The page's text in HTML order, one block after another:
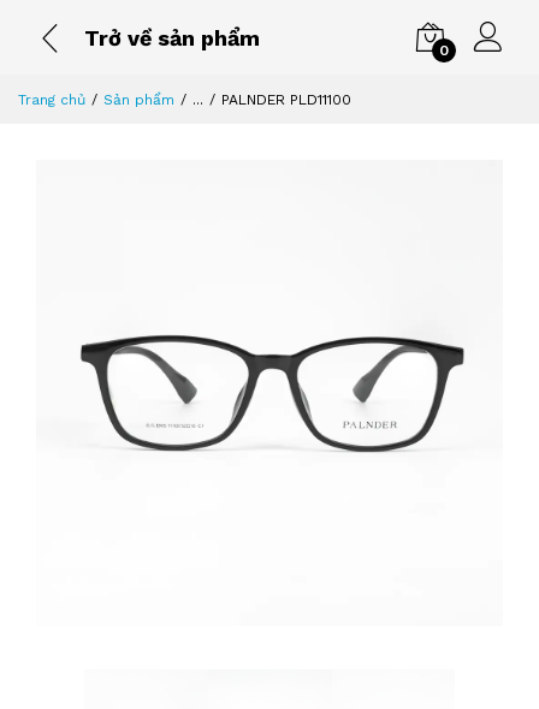
Trở về sản phẩm
0
Trang chủ Sản phẩm ... PALNDER PLD11100